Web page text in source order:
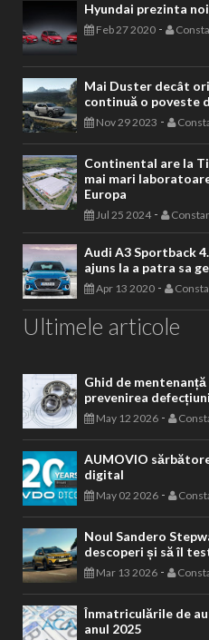
Hyundai prezinta
Feb 27 2020 -
Mai Duster decât
continuă o poveste
Nov 29 2023 -
Continental are la
mai mari
Europa
Jul 25 2024-
Audi A3 Sportback
ajuns la a patra sa
Apr 13 2020 -
Ultimele articole
Ghid de
prevenirea
May 12 2026 -
AUMOVIO
digital
May 02 2026 -
Noul Sandero
descoperi și să îl
Mar 13 2026 -
Înmatriculările de
anul 2025